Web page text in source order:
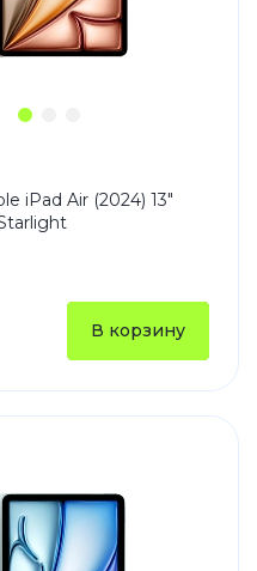
iPad Air (2024) 13"
В корзину